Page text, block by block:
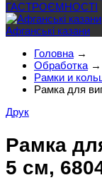
ГАСТРОЄМНОСТІ
Афганські казани
Головна →
Обработка →
Рамки и
Рамка для
Друк
Рамка
5 см,